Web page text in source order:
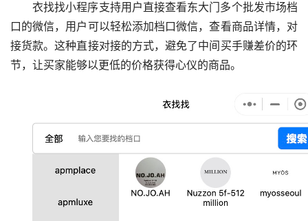
衣找找小程序支持用户直接查看东大门多个批发市场档
口的微信，用户可以轻松添加档口微信，查看商品详情，对
接货款。这种直接对接的方式，避免了中间买手赚差价的环
节，让买家能够以更低的价格获得心仪的商品。